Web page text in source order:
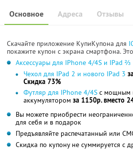
Основное Отзывы
Адреса
Скачайте приложение КупиКупона для
покажите купон с экрана смартфона.
Аксессуары для IPhone 4/4S и IPad ⅔
Чехол для IPad 2 и нового IPad 3
Скидка 73%
Футляр для IPhone 4/4S c мощным
аккумулятором за 1150р. вместо
Вы можете приобрести
для себя и в подарок
Предъявляйте распечатанный или
Скидка по купону не суммируется с